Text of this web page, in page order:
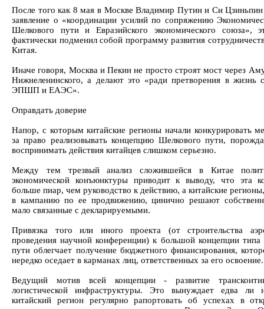
После того как 8 мая в Москве Владимир Путин и Си Цзиньпин
заявление о «координации усилий по сопряжению
Шелкового пути и Евразийского экономического союза»,
фактически подменил собой программу развития
Китая.
Иначе говоря, Москва и Пекин не просто строят мост через
Нижнеленинского, а делают это «ради претворения в жизнь
ЭПШП и ЕАЭС».
Оправдать доверие
Напор, с которым китайские регионы начали конкурировать
за право реализовывать концепцию Шелкового пути,
воспринимать действия китайцев слишком серьезно.
Между тем трезвый анализ сложившейся в Китае
экономической конъюнктуры приводит к выводу, что эта
больше пиар, чем руководство к действию, а китайские
в кампанию по ее продвижению, цинично решают
мало связанные с декларируемыми.
Привязка того или иного проекта (от строительства
проведения научной конференции) к большой концепции типа
пути облегчает получение бюджетного финансирования,
нередко оседает в карманах лиц, ответственных за его освоение.
Ведущий мотив всей концепции - развитие
логистической инфраструктуры. Это вынуждает едва ли
китайский регион регулярно рапортовать об успехах в